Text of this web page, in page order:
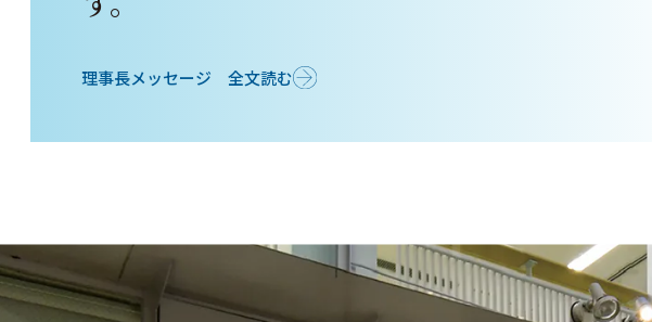
理事長メッセージ 全文読む